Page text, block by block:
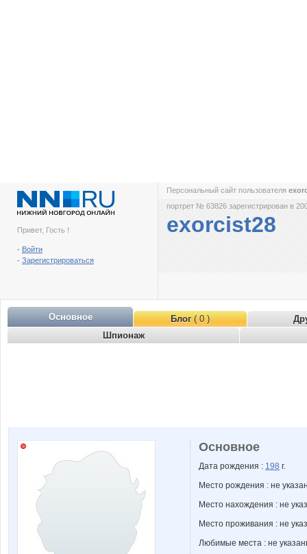
Привет, Гость !
- Войти
- Зарегистрироваться
Персональный сайт пользователя
портрет № 63826 зарегистрирован в
exorcist28
Основное Блог( 0 )
Шпионаж
Основное
Дата рождения : 198 г.
Место рождения : не
Место нахождения : не
Место проживания : не
Любимые места : не